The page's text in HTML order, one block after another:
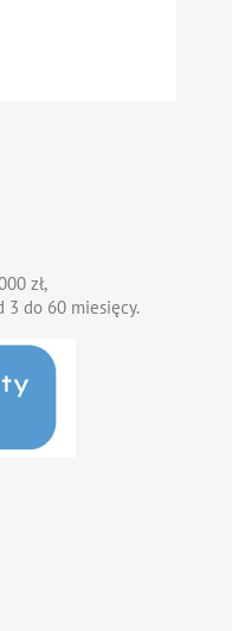
zł,
3 do 60 miesięcy.